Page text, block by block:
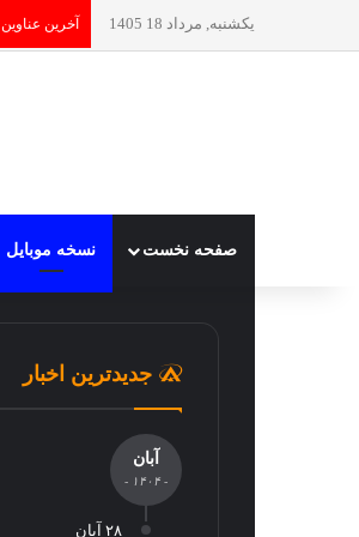
یکشنبه, مرداد 18 1405 آخرین عناوین
صفحه نخست نسخه موبایل
جدیدترین اخبار
آبان
- ۱۴۰۴ -
۲۸ آبان